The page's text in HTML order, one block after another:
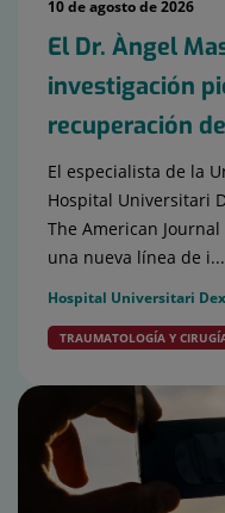
10 de agosto de 2026
El Dr. Àngel
investigación
recuperación
El especialista de la
Hospital Universitari
The American
una nueva línea de i...
Hospital Universitari
TRAUMATOLOGÍA Y